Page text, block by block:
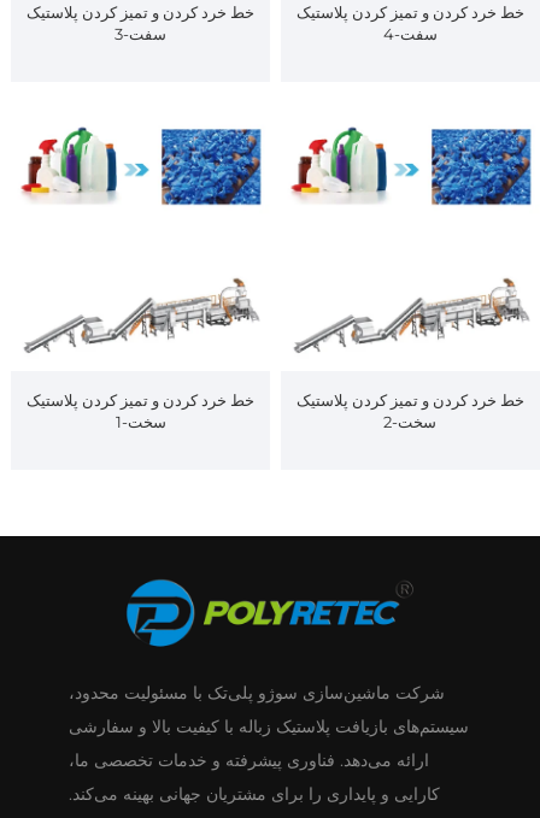
خط خرد کردن و تمیز کردن پلاستیک
سفت-4
خط خرد کردن و تمیز کردن پلاستیک
سفت-3
خط خرد کردن و تمیز کردن پلاستیک
سخت-2
خط خرد کردن و تمیز کردن پلاستیک
سخت-1
شرکت ماشین‌سازی سوژو پلی‌تک با مسئولیت محدود،
سیستم‌های بازیافت پلاستیک زباله با کیفیت بالا و سفارشی
ارائه می‌دهد. فناوری پیشرفته و خدمات تخصصی ما،
کارایی و پایداری را برای مشتریان جهانی بهینه می‌کند.